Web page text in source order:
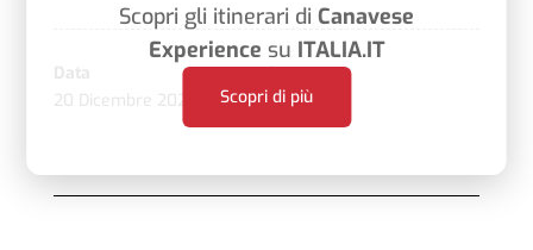
Ora
4:00 pm
Scopri gli itinerari di Canavese
Experience su ITALIA.IT
Scopri di più